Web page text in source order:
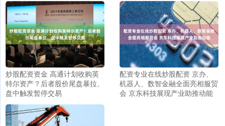
炒股配资资金 高通计划收购英
特尔资产？后者股价尾盘暴拉、
盘中触发暂停交易
配资专业在线炒股配资 京办、
机器人、数智金融全面亮相服贸
会 京东科技展现产业助推动能